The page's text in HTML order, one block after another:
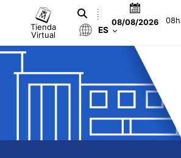
Tienda
Virtual
08/08/2026
ES